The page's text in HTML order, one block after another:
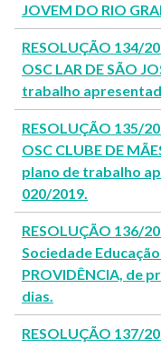
JOVEM DO RIO
RESOLUÇÃO 134/
OSC LAR DE SÃO
trabalho
RESOLUÇÃO 135/
OSC CLUBE DE
plano de trabalho
020/2019.
RESOLUÇÃO 136/
Sociedade
PROVIDÊNCIA, de
dias.
RESOLUÇÃO 137/